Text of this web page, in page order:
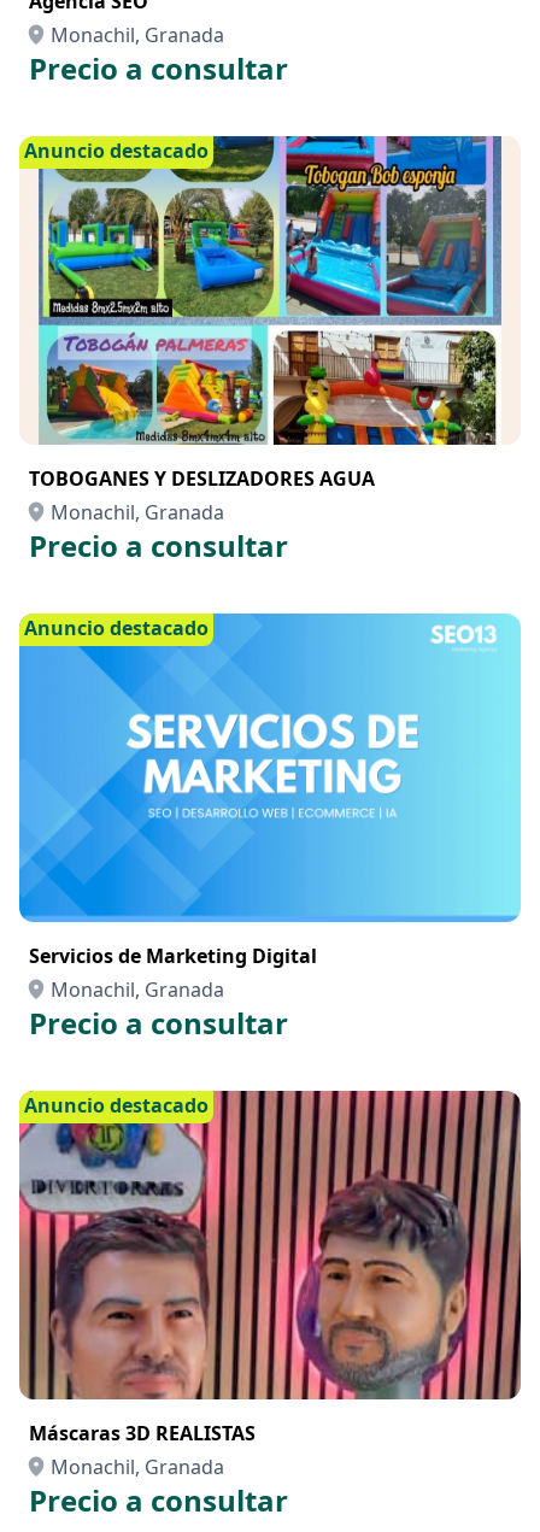
Monachil, Granada
Precio a consultar
Anuncio destacado
TOBOGANES Y DESLIZADORES AGUA
Monachil, Granada
Precio a consultar
Anuncio destacado
Servicios de Marketing Digital
Monachil, Granada
Precio a consultar
Anuncio destacado
Máscaras 3D REALISTAS
Monachil, Granada
Precio a consultar